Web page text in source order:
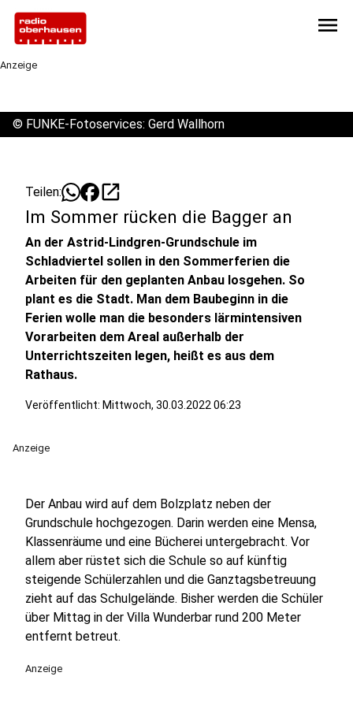
menu
Anzeige
© FUNKE-Fotoservices: Gerd Wallhorn
Teilen: open_in_new
Im Sommer rücken die Bagger an
An der Astrid-Lindgren-Grundschule im
Schladviertel sollen in den Sommerferien die
Arbeiten für den geplanten Anbau losgehen. So
plant es die Stadt. Man dem Baubeginn in die
Ferien wolle man die besonders lärmintensiven
Vorarbeiten dem Areal außerhalb der
Unterrichtszeiten legen, heißt es aus dem
Rathaus.
Veröffentlicht: Mittwoch, 30.03.2022 06:23
Anzeige
Der Anbau wird auf dem Bolzplatz neben der
Grundschule hochgezogen. Darin werden eine Mensa,
Klassenräume und eine Bücherei untergebracht. Vor
allem aber rüstet sich die Schule so auf künftig
steigende Schülerzahlen und die Ganztagsbetreuung
zieht auf das Schulgelände. Bisher werden die Schüler
über Mittag in der Villa Wunderbar rund 200 Meter
entfernt betreut.
Anzeige